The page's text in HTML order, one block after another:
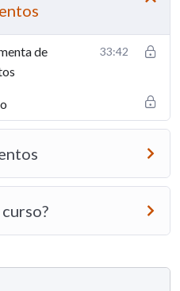
entender como a
do seu evento,
aprender?
de
33:42